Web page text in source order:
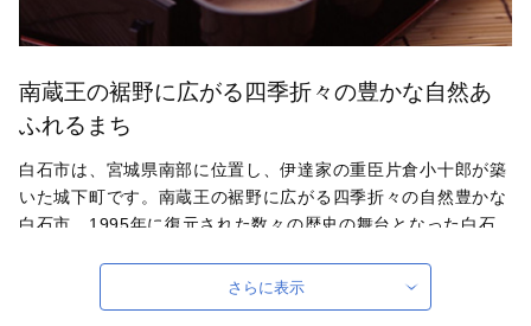
南蔵王の裾野に広がる四季折々の豊かな自然あ
ふれるまち
白石市は、宮城県南部に位置し、伊達家の重臣片倉小十郎が築
いた城下町です。南蔵王の裾野に広がる四季折々の自然豊かな
白石市。1995年に復元された数々の歴史の舞台となった白石
薬湯が人々を癒してきた鎌先温泉と小原温泉、白石湯沢温泉の
３つの温泉地があり、観光地としても楽しめます。グルメでも
さらに表示